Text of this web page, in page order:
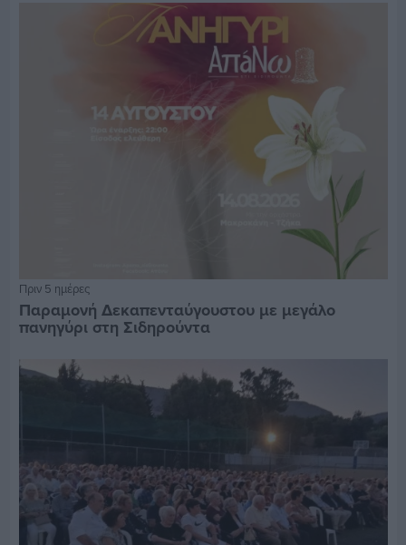
Πριν 5 ημέρες
Παραμονή Δεκαπενταύγουστου με μεγάλο
πανηγύρι στη Σιδηρούντα